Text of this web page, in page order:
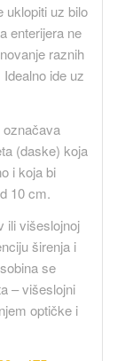
uklopiti uz bilo
enterijera ne
raznih
Idealno ide uz
(daske) koja
i koja bi
10 cm.
ili višeslojnoj
širenja i
se
– višeslojni
optičke i